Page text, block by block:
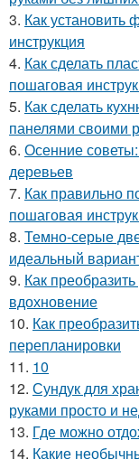
3. Как установить
инструкция
4. Как сделать
пошаговая
5. Как сделать
панелями своими
6. Осенние
деревьев
7. Как правильно
пошаговая
8. Темно-серые
идеальный
9. Как
вдохновение
10. Как
перепланировки
11. 10
12. Сундук для
руками просто и
13. Где можно
14. Какие